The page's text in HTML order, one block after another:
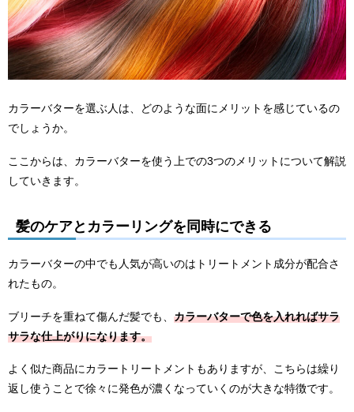
カラーバターを選ぶ人は、どのような面にメリットを感じているの
でしょうか。
ここからは、カラーバターを使う上での3つのメリットについて解説
していきます。
髪のケアとカラーリングを同時にできる
カラーバターの中でも人気が高いのはトリートメント成分が配合さ
れたもの。
ブリーチを重ねて傷んだ髪でも、 カラーバターで色を入れればサラ
サラな仕上がりになります。
よく似た商品にカラートリートメントもありますが、こちらは繰り
返し使うことで徐々に発色が濃くなっていくのが大きな特徴です。